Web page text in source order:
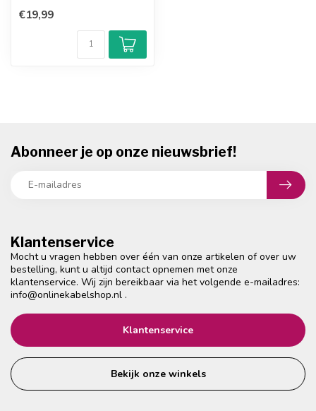
rechte powercon...
€19,99
Klantenservice
Mocht u vragen hebben over één van onze artikelen of over uw
bestelling, kunt u altijd contact opnemen met onze
klantenservice. Wij zijn bereikbaar via het volgende e-mailadres:
info@onlinekabelshop.nl .
Klantenservice
Bekijk onze winkels
Abonneer je op onze nieuwsbrief!